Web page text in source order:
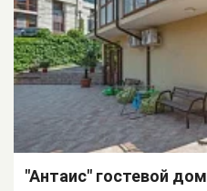
"Антаис" гостевой дом